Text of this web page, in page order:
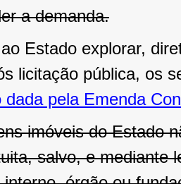
a demanda.
Estado explorar,
licitação pública, os
dada pela Emenda
imóveis do Estado
salvo, e mediante